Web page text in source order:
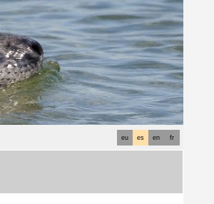
fr
en
es
eu